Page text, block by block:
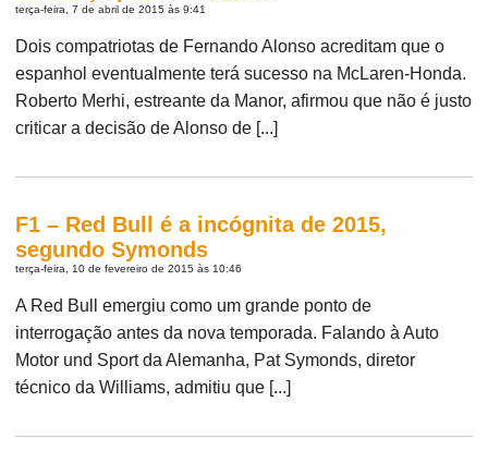
terça-feira, 7 de abril de 2015 às 9:41
Dois compatriotas de Fernando Alonso acreditam que o
espanhol eventualmente terá sucesso na McLaren-Honda.
Roberto Merhi, estreante da Manor, afirmou que não é justo
criticar a decisão de Alonso de [...]
F1 – Red Bull é a incógnita de 2015,
segundo Symonds
terça-feira, 10 de fevereiro de 2015 às 10:46
A Red Bull emergiu como um grande ponto de
interrogação antes da nova temporada. Falando à Auto
Motor und Sport da Alemanha, Pat Symonds, diretor
técnico da Williams, admitiu que [...]